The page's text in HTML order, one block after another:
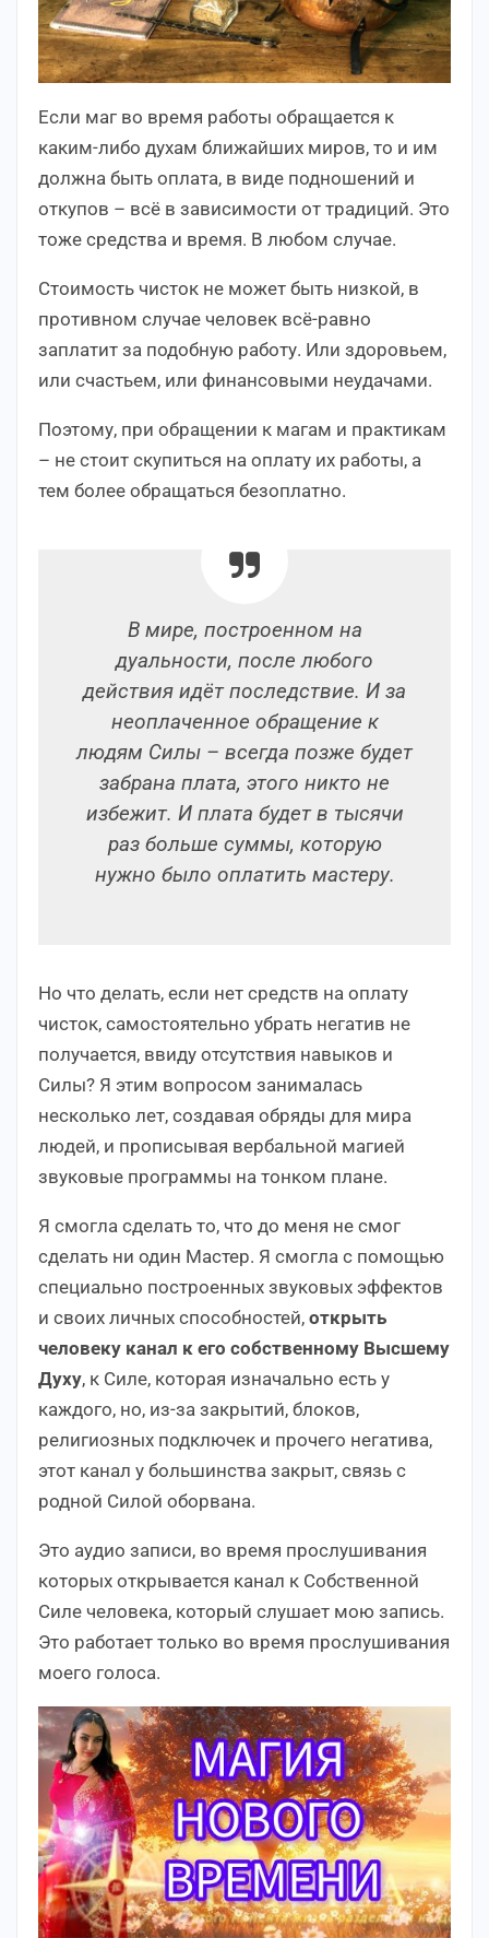
Если маг во время работы обращается к
каким-либо духам ближайших миров, то и им
должна быть оплата, в виде подношений и
откупов – всё в зависимости от традиций. Это
тоже средства и время. В любом случае.
Стоимость чисток не может быть низкой, в
противном случае человек всё-равно
заплатит за подобную работу. Или здоровьем,
или счастьем, или финансовыми неудачами.
Поэтому, при обращении к магам и практикам
– не стоит скупиться на оплату их работы, а
тем более обращаться безоплатно.
В мире, построенном на
дуальности, после любого
действия идёт последствие. И за
неоплаченное обращение к
людям Силы – всегда позже будет
забрана плата, этого никто не
избежит. И плата будет в тысячи
раз больше суммы, которую
нужно было оплатить мастеру.
Но что делать, если нет средств на оплату
чисток, самостоятельно убрать негатив не
получается, ввиду отсутствия навыков и
Силы? Я этим вопросом занималась
несколько лет, создавая обряды для мира
людей, и прописывая вербальной магией
звуковые программы на тонком плане.
Я смогла сделать то, что до меня не смог
сделать ни один Мастер. Я смогла с помощью
специально построенных звуковых эффектов
и своих личных способностей, открыть
человеку канал к его собственному Высшему
Духу, к Силе, которая изначально есть у
каждого, но, из-за закрытий, блоков,
религиозных подключек и прочего негатива,
этот канал у большинства закрыт, связь с
родной Силой оборвана.
Это аудио записи, во время прослушивания
которых открывается канал к Собственной
Силе человека, который слушает мою запись.
Это работает только во время прослушивания
моего голоса.